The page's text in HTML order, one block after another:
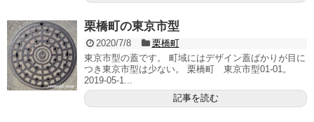
栗橋町の東京市型
2020/7/8
栗橋町
東京市型の蓋です。 町域にはデザイン蓋ばかりが目に
つき東京市型は少ない。 栗橋町 東京市型01-01。
2019-05-1...
記事を読む